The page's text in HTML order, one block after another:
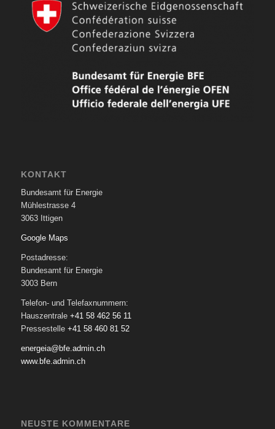
KONTAKT
Bundesamt für Energie
Mühlestrasse 4
3063 Ittigen
Google Maps
Postadresse:
Bundesamt für Energie
3003 Bern
Telefon- und Telefaxnummern:
Hauszentrale +41 58 462 56 11
Pressestelle +41 58 460 81 52
energeia@bfe.admin.ch
www.bfe.admin.ch
NEUSTE KOMMENTARE